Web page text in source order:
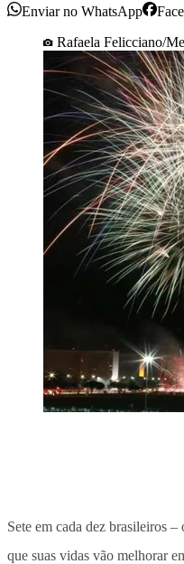
Enviar no WhatsApp
Rafaela Felicciano/
Sete em cada dez brasileiros
que suas vidas vão melhorar